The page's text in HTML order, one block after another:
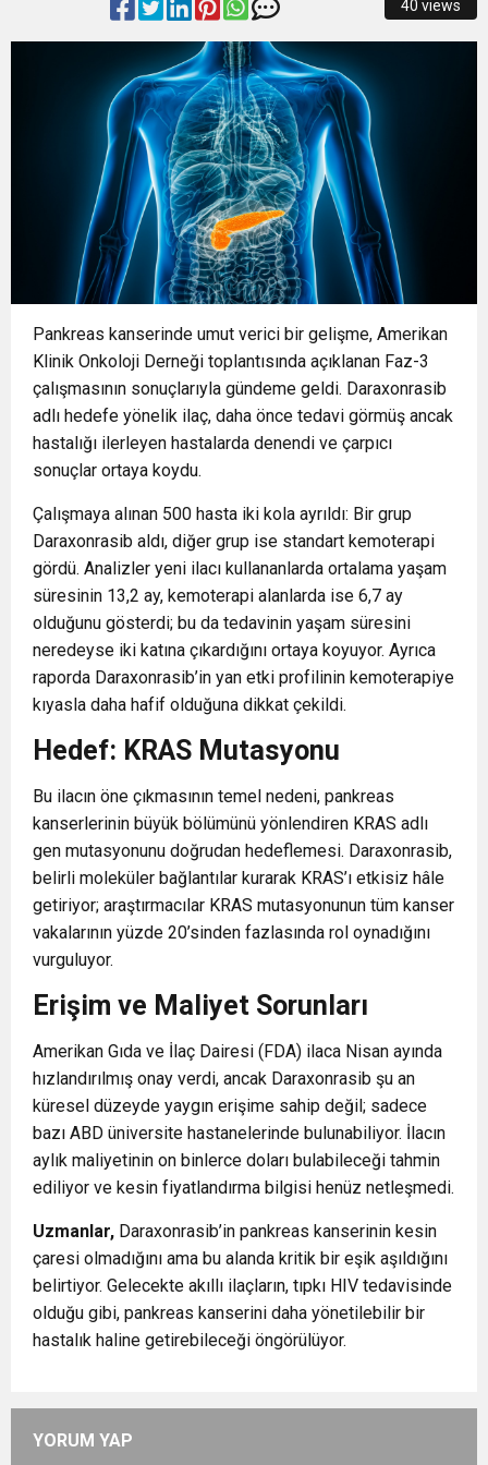
Başkan Şadi Özdemir, Esentepeliler’i dinledi
İzmir Büyükşehir Belediyesi’nden Zübeyde
Hanım Stadı açıklaması: Süreç emin adımlarla
ilerliyor
Osmangazi’de Kaldırımlar İşgalden Temizlendi
SATRANÇTA BURSA BÜYÜKŞEHİR FARKI
İLKLERİN FESTİVALİNDE ÇOCUKLAR DA ŞEN
ŞAKRAK
40 views
Pankreas kanserinde umut verici bir gelişme, Amerikan
Klinik Onkoloji Derneği toplantısında açıklanan Faz-3
çalışmasının sonuçlarıyla gündeme geldi. Daraxonrasib
adlı hedefe yönelik ilaç, daha önce tedavi görmüş ancak
hastalığı ilerleyen hastalarda denendi ve çarpıcı
sonuçlar ortaya koydu.
Çalışmaya alınan 500 hasta iki kola ayrıldı: Bir grup
Daraxonrasib aldı, diğer grup ise standart kemoterapi
gördü. Analizler yeni ilacı kullananlarda ortalama yaşam
süresinin 13,2 ay, kemoterapi alanlarda ise 6,7 ay
olduğunu gösterdi; bu da tedavinin yaşam süresini
neredeyse iki katına çıkardığını ortaya koyuyor. Ayrıca
raporda Daraxonrasib’in yan etki profilinin kemoterapiye
kıyasla daha hafif olduğuna dikkat çekildi.
Hedef: KRAS Mutasyonu
Bu ilacın öne çıkmasının temel nedeni, pankreas
kanserlerinin büyük bölümünü yönlendiren KRAS adlı
gen mutasyonunu doğrudan hedeflemesi. Daraxonrasib,
belirli moleküler bağlantılar kurarak KRAS’ı etkisiz hâle
getiriyor; araştırmacılar KRAS mutasyonunun tüm kanser
vakalarının yüzde 20’sinden fazlasında rol oynadığını
vurguluyor.
Erişim ve Maliyet Sorunları
Amerikan Gıda ve İlaç Dairesi (FDA) ilaca Nisan ayında
hızlandırılmış onay verdi, ancak Daraxonrasib şu an
küresel düzeyde yaygın erişime sahip değil; sadece
bazı ABD üniversite hastanelerinde bulunabiliyor. İlacın
aylık maliyetinin on binlerce doları bulabileceği tahmin
ediliyor ve kesin fiyatlandırma bilgisi henüz netleşmedi.
Uzmanlar, Daraxonrasib’in pankreas kanserinin kesin
çaresi olmadığını ama bu alanda kritik bir eşik aşıldığını
belirtiyor. Gelecekte akıllı ilaçların, tıpkı HIV tedavisinde
olduğu gibi, pankreas kanserini daha yönetilebilir bir
hastalık haline getirebileceği öngörülüyor.
YORUM YAP